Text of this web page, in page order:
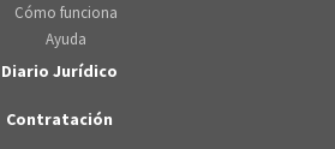
Cómo funciona
Ayuda
Diario Jurídico
Contratación